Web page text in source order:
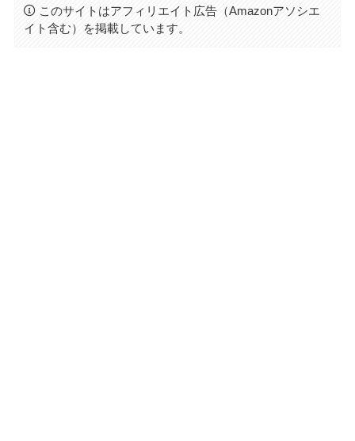
このサイトはアフィリエイト広告（Amazonアソシエ
イト含む）を掲載しています。